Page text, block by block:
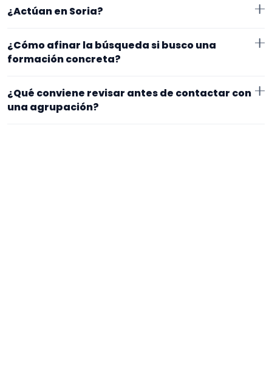
aniversarios. Conviene comparar repertorio, tamaño
¿Actúan en Soria?
trabajan en Soria. Algunos son de la zona y otros se
exacto, horarios y posibles gastos.
¿Cómo afinar la búsqueda si busco una
formación concreta?
Empieza por el tipo de evento y la zona. Si ya sabes el
formato que te encaja, usa el filtro de tipo de
agrupación para quedarte con opciones más
¿Qué conviene revisar antes de contactar con
una agrupación?